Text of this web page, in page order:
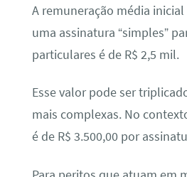
A remuneração média
uma assinatura “simples”
particulares é de R$ 2,5 mil.
Esse valor pode ser
mais complexas. No
é de R$ 3.500,00 por